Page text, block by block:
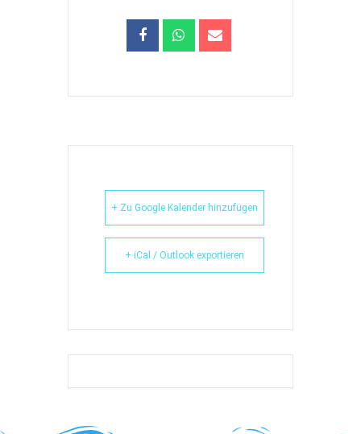
+ Zu Google Kalender hinzufügen
+ iCal / Outlook exportieren